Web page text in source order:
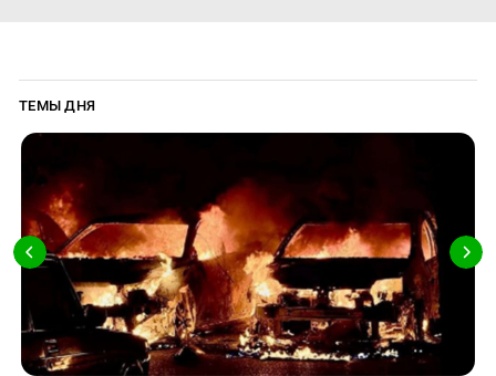
ТЕМЫ ДНЯ